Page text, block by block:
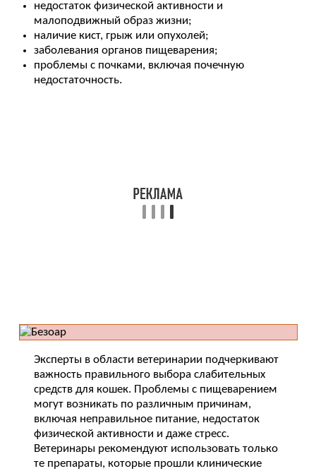
недостаток физической активности и
малоподвижный образ жизни;
наличие кист, грыж или опухолей;
заболевания органов пищеварения;
проблемы с почками, включая почечную
недостаточность.
Эксперты в области ветеринарии подчеркивают
важность правильного выбора слабительных
средств для кошек. Проблемы с пищеварением
могут возникать по различным причинам,
включая неправильное питание, недостаток
физической активности и даже стресс.
Ветеринары рекомендуют использовать только
те препараты, которые прошли клинические